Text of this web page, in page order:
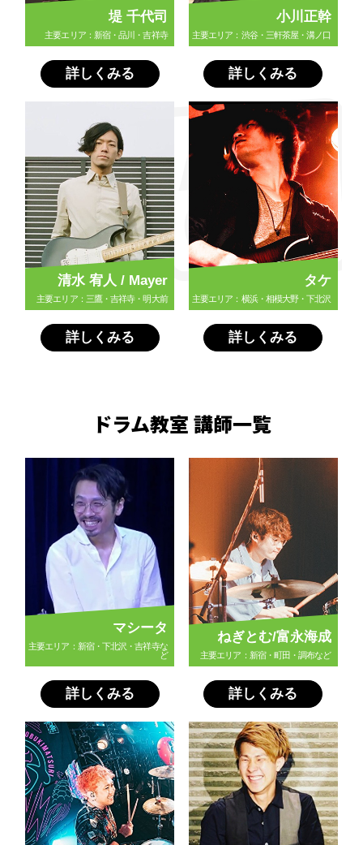
堤 千代司
主要エリア：新宿・品川・吉祥寺
詳しくみる
小川正幹
主要エリア：渋谷・三軒茶屋・溝ノ口
詳しくみる
清水 宥人 / Mayer
主要エリア：三鷹・吉祥寺・明大前
詳しくみる
タケ
主要エリア：横浜・相模大野・下北沢
詳しくみる
ドラム教室 講師一覧
マシータ
主要エリア：新宿・下北沢・吉祥寺な
ど
詳しくみる
ねぎとむ/富永海成
主要エリア：新宿・町田・調布など
詳しくみる